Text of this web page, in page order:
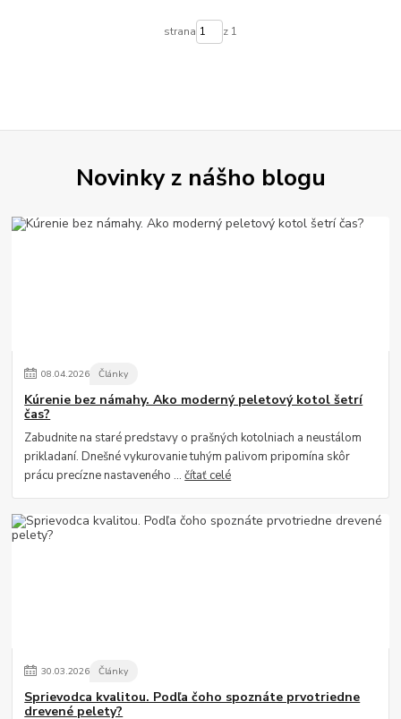
strana z 1
Novinky z nášho blogu
08.04.2026 Články
Kúrenie bez námahy. Ako moderný peletový kotol šetrí
čas?
Zabudnite na staré predstavy o prašných kotolniach a neustálom
prikladaní. Dnešné vykurovanie tuhým palivom pripomína skôr
prácu precízne nastaveného ...čítať celé
30.03.2026 Články
Sprievodca kvalitou. Podľa čoho spoznáte prvotriedne
drevené pelety?